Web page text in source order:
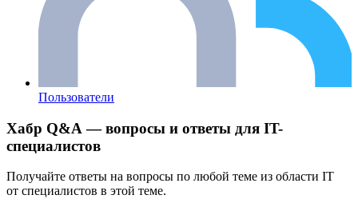
Пользователи
Хабр Q&A — вопросы и ответы для IT-
специалистов
Получайте ответы на вопросы по любой теме из области IT
от специалистов в этой теме.